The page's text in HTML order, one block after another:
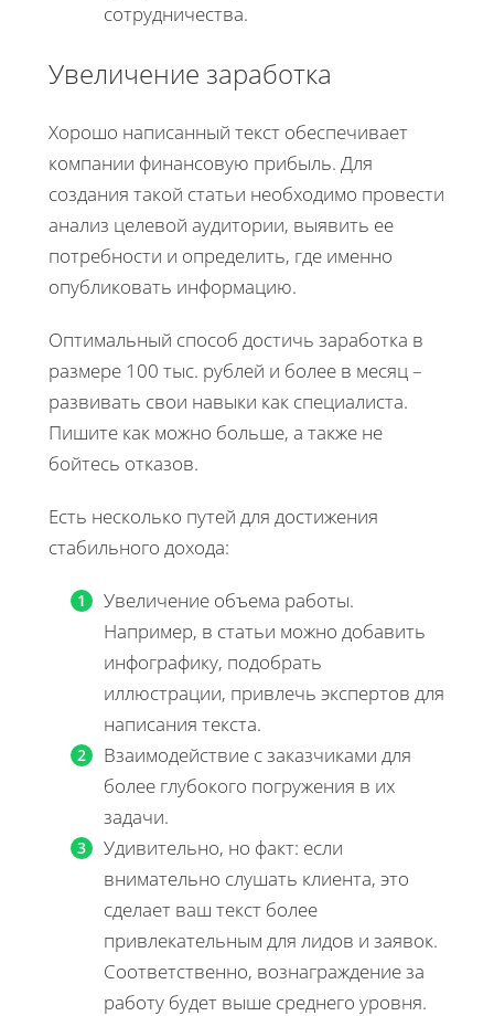
сотрудничества.
Увеличение заработка
Хорошо написанный текст обеспечивает
компании финансовую прибыль. Для
создания такой статьи необходимо провести
анализ целевой аудитории, выявить ее
потребности и определить, где именно
опубликовать информацию.
Оптимальный способ достичь заработка в
размере 100 тыс. рублей и более в месяц –
развивать свои навыки как специалиста.
Пишите как можно больше, а также не
бойтесь отказов.
Есть несколько путей для достижения
стабильного дохода:
Увеличение объема работы.
Например, в статьи можно добавить
инфографику, подобрать
иллюстрации, привлечь экспертов для
написания текста.
Взаимодействие с заказчиками для
более глубокого погружения в их
задачи.
Удивительно, но факт: если
внимательно слушать клиента, это
сделает ваш текст более
привлекательным для лидов и заявок.
Соответственно, вознаграждение за
работу будет выше среднего уровня.